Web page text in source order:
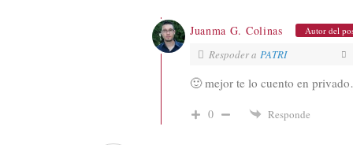
Juanma G. Colinas Autor del
Respoder a PATRI
🙂 mejor te lo cuento en
0 Responde